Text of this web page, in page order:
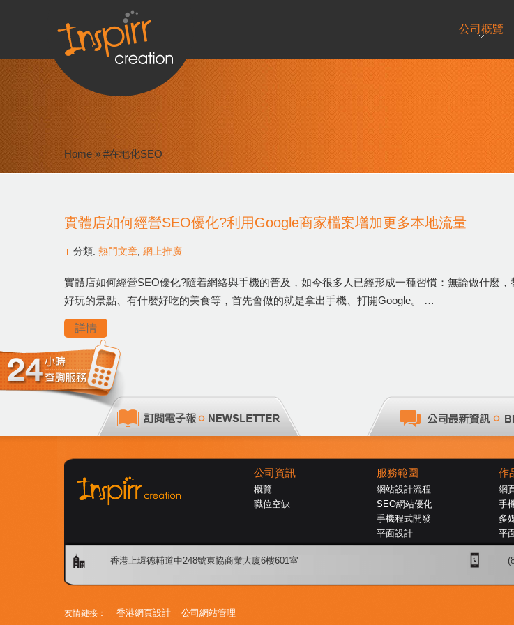
公司概覽
Home» #在地化SEO
實體店如何經營SEO優化?利用Google商家檔案增加更多本地流量
分類: 熱門文章 網上推廣
實體店如何經營SEO優化?隨着網絡與手機的普及，如今很多人已經形成一種習慣：無論做什麼
好玩的景點、有什麼好吃的美食等，首先會做的就是拿出手機、打開Google。 …
詳情
公司資訊
概覽
職位空缺
服務範圍
網站設計流程
SEO網站優化
手機程式開發
平面設計
作
網
手
多
平
香港上環德輔道中248號東協商業大廈6樓601室
友情鏈接：
香港網頁設計 公司網站管理